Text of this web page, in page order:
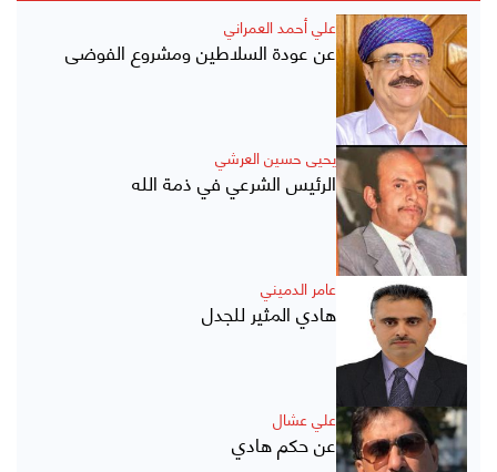
علي أحمد العمراني
عن عودة السلاطين ومشروع الفوضى
يحيى حسين العرشي
الرئيس الشرعي في ذمة الله
عامر الدميني
هادي المثير للجدل
علي عشال
عن حكم هادي